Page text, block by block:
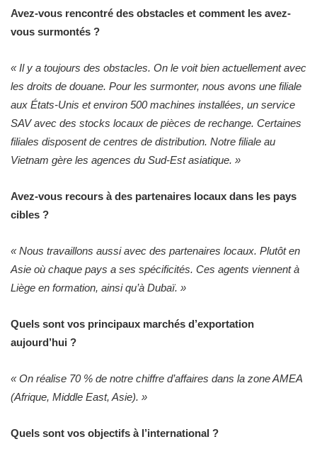
Avez-vous rencontré des obstacles et comment les avez-
vous surmontés ?
« Il y a toujours des obstacles. On le voit bien actuellement avec
les droits de douane. Pour les surmonter, nous avons une filiale
aux États-Unis et environ 500 machines installées, un service
SAV avec des stocks locaux de pièces de rechange. Certaines
filiales disposent de centres de distribution. Notre filiale au
Vietnam gère les agences du Sud-Est asiatique. »
Avez-vous recours à des partenaires locaux dans les pays
cibles ?
« Nous travaillons aussi avec des partenaires locaux. Plutôt en
Asie où chaque pays a ses spécificités. Ces agents viennent à
Liège en formation, ainsi qu’à Dubaï. »
Quels sont vos principaux marchés d’exportation
aujourd’hui ?
« On réalise 70 % de notre chiffre d’affaires dans la zone AMEA
(Afrique, Middle East, Asie). »
Quels sont vos objectifs à l’international ?